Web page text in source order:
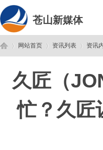
苍山新媒体
网站首页
›
资讯列表
›
资讯
久匠（
忙？久匠